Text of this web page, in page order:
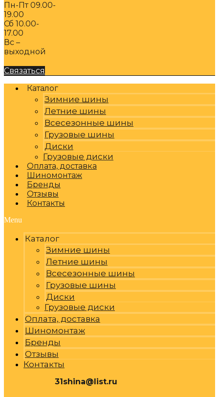
Пн-Пт 09.00-
19.00
Сб 10.00-
17.00
Вс –
выходной
Связаться
Каталог
Зимние шины
Летние шины
Всесезонные шины
Грузовые шины
Диски
Грузовые диски
Оплата, доставка
Шиномонтаж
Бренды
Отзывы
Контакты
Menu
Каталог
Зимние шины
Летние шины
Всесезонные шины
Грузовые шины
Диски
Грузовые диски
Оплата, доставка
Шиномонтаж
Бренды
Отзывы
Контакты
31shina@list.ru